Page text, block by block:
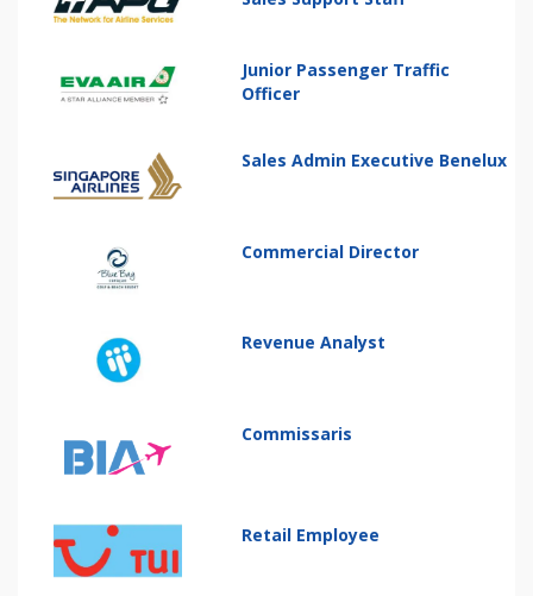
Junior Passenger Traffic
Officer
Sales Admin Executive Benelux
Commercial Director
Revenue Analyst
Commissaris
Retail Employee